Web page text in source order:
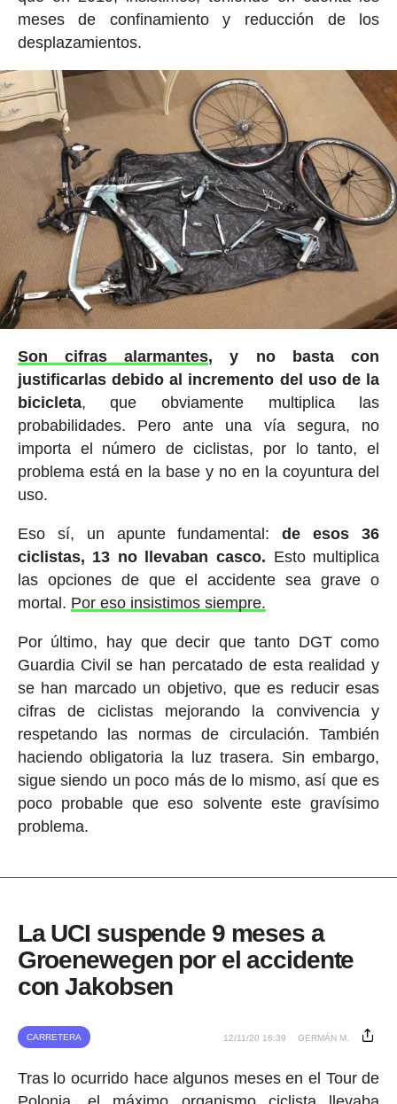
meses de confinamiento y reducción de los
desplazamientos.
Son cifras alarmantes, y no basta con
justificarlas debido al incremento del uso de la
bicicleta, que obviamente multiplica las
probabilidades. Pero ante una vía segura, no
importa el número de ciclistas, por lo tanto, el
problema está en la base y no en la coyuntura del
uso.
Eso sí, un apunte fundamental:de esos 36
ciclistas, 13 no llevaban casco. Esto multiplica
las opciones de que el accidente sea grave o
mortal. Por eso insistimos siempre.
Por último, hay que decir que tanto DGT como
Guardia Civil se han percatado de esta realidad y
se han marcado un objetivo, que es reducir esas
cifras de ciclistas mejorando la convivencia y
respetando las normas de circulación. También
haciendo obligatoria la luz trasera. Sin embargo,
sigue siendo un poco más de lo mismo, así que es
poco probable que eso solvente este gravísimo
problema.
La UCI suspende 9 meses a
Groenewegen por el accidente
con Jakobsen
CARRETERA 12/11/20 16:39 GERMÁN M.
Tras lo ocurrido hace algunos meses en el Tour de